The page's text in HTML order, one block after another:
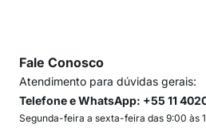
Fale Conosco
Atendimento para dúvidas gerais:
Telefone e WhatsApp: +55 11
Segunda-feira a sexta-feira das 9:00 às